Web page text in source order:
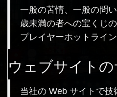
一般の苦情、一般の問
歳未満の者への宝くじ
プレイヤーホットライ
ウェブサイトの
当社の Web サイトで技